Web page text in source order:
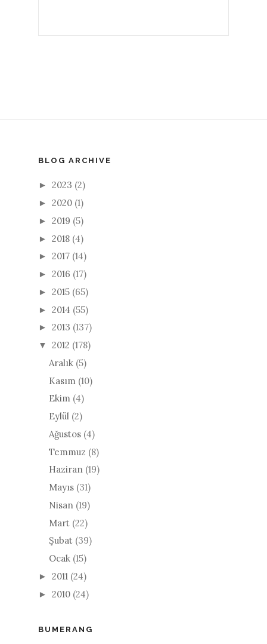
BLOG ARCHIVE
► 2023 (2)
► 2020 (1)
► 2019 (5)
► 2018 (4)
► 2017 (14)
► 2016 (17)
► 2015 (65)
► 2014 (55)
► 2013 (137)
▼ 2012 (178)
Aralık (5)
Kasım (10)
Ekim (4)
Eylül (2)
Ağustos (4)
Temmuz (8)
Haziran (19)
Mayıs (31)
Nisan (19)
Mart (22)
Şubat (39)
Ocak (15)
► 2011 (24)
► 2010 (24)
BUMERANG